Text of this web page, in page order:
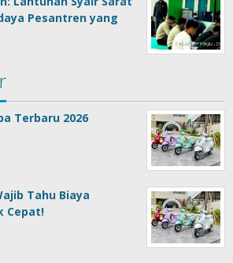
Pesantren yang
Terbaru 2026
Tahu Biaya
Cepat!